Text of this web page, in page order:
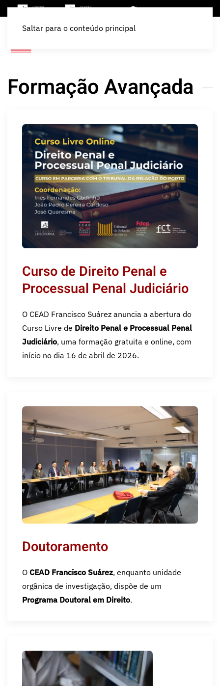
Saltar para o conteúdo principal
Formação Avançada
Curso de Direito Penal e
Processual Penal Judiciário
O CEAD Francisco Suárez anuncia a abertura do
Curso Livre de Direito Penal e Processual Penal
Judiciário, uma formação gratuita e online, com
início no dia 16 de abril de 2026.
Doutoramento
O CEAD Francisco Suárez, enquanto unidade
orgânica de investigação, dispõe de um
Programa Doutoral em Direito.